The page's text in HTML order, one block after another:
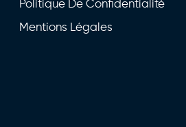
Politique De Confidentialité
Mentions Légales